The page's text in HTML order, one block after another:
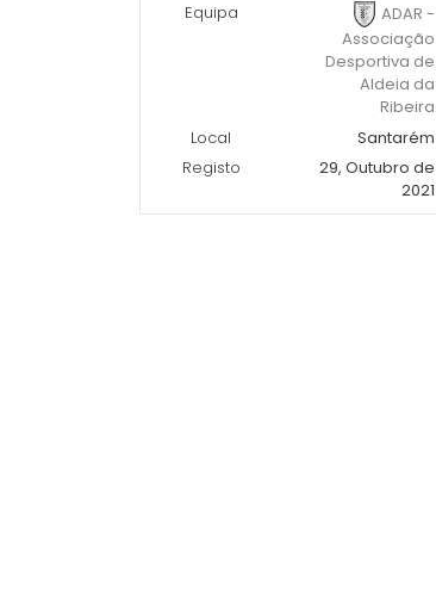
Equipa
ADAR -
Associação
Desportiva de
Aldeia da
Ribeira
Local
Santarém
Registo
29, Outubro de
2021